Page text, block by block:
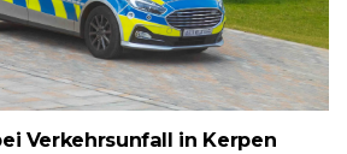
Verkehrsunfall in Kerpen